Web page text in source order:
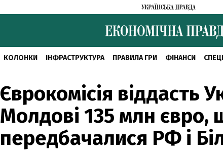
КОЛОНКИ ІНФРАСТРУКТУРА ПРАВИЛА ГРИ ФІНАНСИ
Єврокомісія віддасть
Молдові 135 млн євро,
передбачалися РФ і